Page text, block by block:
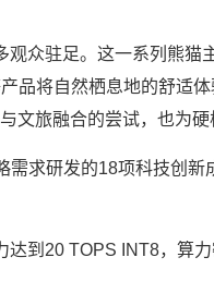
众驻足。这一系列熊猫
品将自然栖息地的舒适
旅融合的尝试，也为硬
需求研发的18项科技创
达到20 TOPS INT8，算